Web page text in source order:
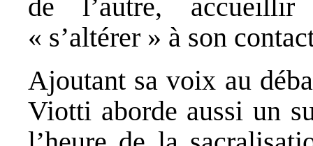
de l’autre,
« s’altérer » à son
Ajoutant sa voix au
Viotti aborde aussi un